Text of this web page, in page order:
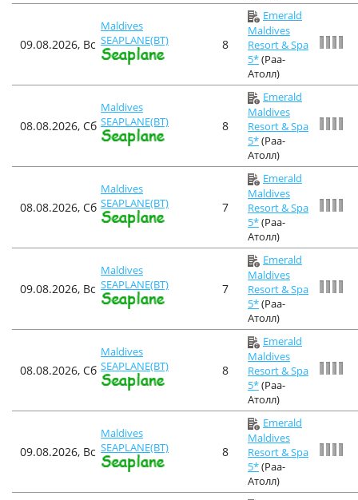
09.08.2026, Вс
Maldives
SEAPLANE(BT)
8
Emerald
Maldives
Resort & Spa
5*(Раа-
Атолл)
08.08.2026, Сб
Maldives
SEAPLANE(BT)
8
Emerald
Maldives
Resort & Spa
5*(Раа-
Атолл)
08.08.2026, Сб
Maldives
SEAPLANE(BT)
7
Emerald
Maldives
Resort & Spa
5*(Раа-
Атолл)
09.08.2026, Вс
Maldives
SEAPLANE(BT)
7
Emerald
Maldives
Resort & Spa
5*(Раа-
Атолл)
08.08.2026, Сб
Maldives
SEAPLANE(BT)
8
Emerald
Maldives
Resort & Spa
5*(Раа-
Атолл)
09.08.2026, Вс
Maldives
SEAPLANE(BT)
8
Emerald
Maldives
Resort & Spa
5*(Раа-
Атолл)